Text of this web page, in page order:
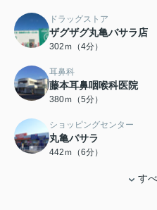
ドラッグストア
ザグザグ丸亀バサラ店
302ｍ（4分）
耳鼻科
藤本耳鼻咽喉科医院
380ｍ（5分）
ショッピングセンター
丸亀バサラ
442ｍ（6分）
す